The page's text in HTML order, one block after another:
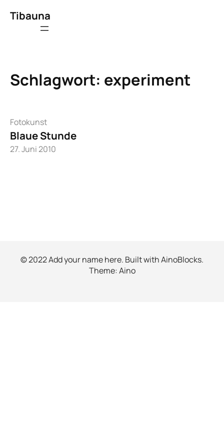
Inhalt
Tibauna
Schlagwort: experiment
Fotokunst
Blaue Stunde
27. Juni 2010
© 2022 Add your name here. Built withAinoBlocks.
Theme:Aino